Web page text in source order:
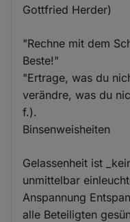
Gottfried Herder)
"Rechne mit dem
Beste!"
"Ertrage, was du
verändre, was du
f.).
Binsenweisheiten
Gelassenheit ist
unmittelbar
Anspannung
alle Beteiligten